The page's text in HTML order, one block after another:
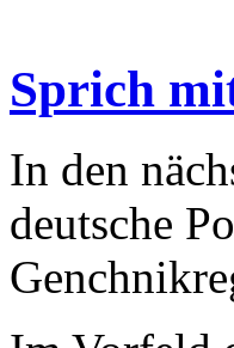
Sprich
In den
deutsche